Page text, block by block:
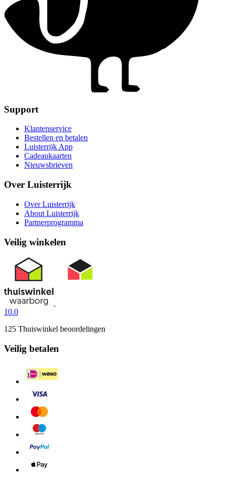
Support
Klantenservice
Bestellen en betalen
Luisterrijk App
Cadeaukaarten
Nieuwsbrieven
Over Luisterrijk
Over Luisterrijk
About Luisterrijk
Partnerprogramma
Veilig winkelen
10.0
125 Thuiswinkel beoordelingen
Veilig betalen